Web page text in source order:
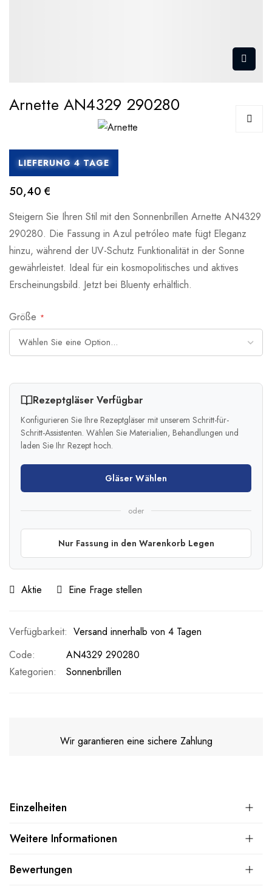
Arnette AN4329 290280
LIEFERUNG 4 TAGE
50,40 €
Steigern Sie Ihren Stil mit den Sonnenbrillen Arnette AN4329
290280. Die Fassung in Azul petróleo mate fügt Eleganz
hinzu, während der UV-Schutz Funktionalität in der Sonne
gewährleistet. Ideal für ein kosmopolitisches und aktives
Erscheinungsbild. Jetzt bei Bluenty erhältlich.
Größe
Rezeptgläser Verfügbar
Konfigurieren Sie Ihre Rezeptgläser mit unserem Schritt-für-
Schritt-Assistenten. Wählen Sie Materialien, Behandlungen und
laden Sie Ihr Rezept hoch.
Gläser Wählen
oder
Nur Fassung in den Warenkorb Legen
Aktie Eine Frage stellen
Versand innerhalb von 4 Tagen
Code
AN4329 290280
Kategorien:
Sonnenbrillen
Wir garantieren eine sichere Zahlung
Einzelheiten
Weitere Informationen
Bewertungen